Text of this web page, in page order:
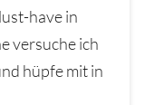
have in
versuche ich
hüpfe mit in